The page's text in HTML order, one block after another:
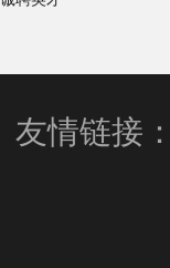
友情链接：